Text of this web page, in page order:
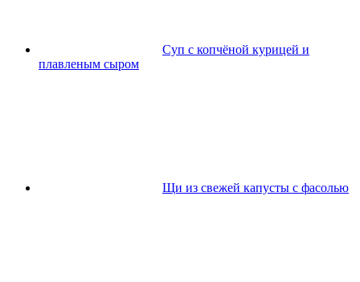
Суп с копчёной курицей и
плавленым сыром
Щи из свежей капусты с фасолью